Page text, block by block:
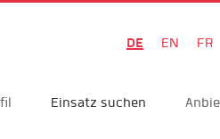
DE EN FR
Einsatz suchen